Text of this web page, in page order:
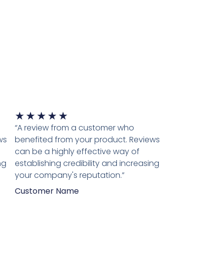
★ ★ ★ ★ ★
5
van
5
“A review from a customer who
benefited from your product. Reviews
can be a highly effective way of
establishing credibility and increasing
your company's reputation.”
Customer Name